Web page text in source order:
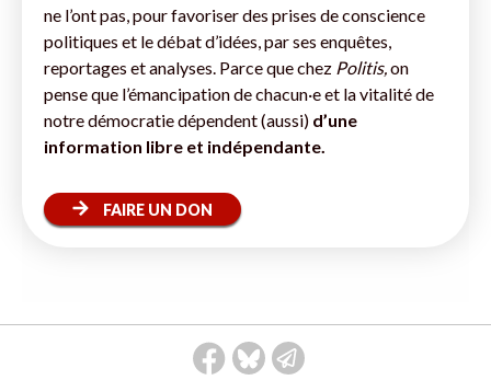
ne l’ont pas, pour favoriser des prises de conscience
politiques et le débat d’idées, par ses enquêtes,
reportages et analyses. Parce que chez Politis, on
pense que l’émancipation de chacun·e et la vitalité de
notre démocratie dépendent (aussi) d’une
information libre et indépendante.
FAIRE UN DON